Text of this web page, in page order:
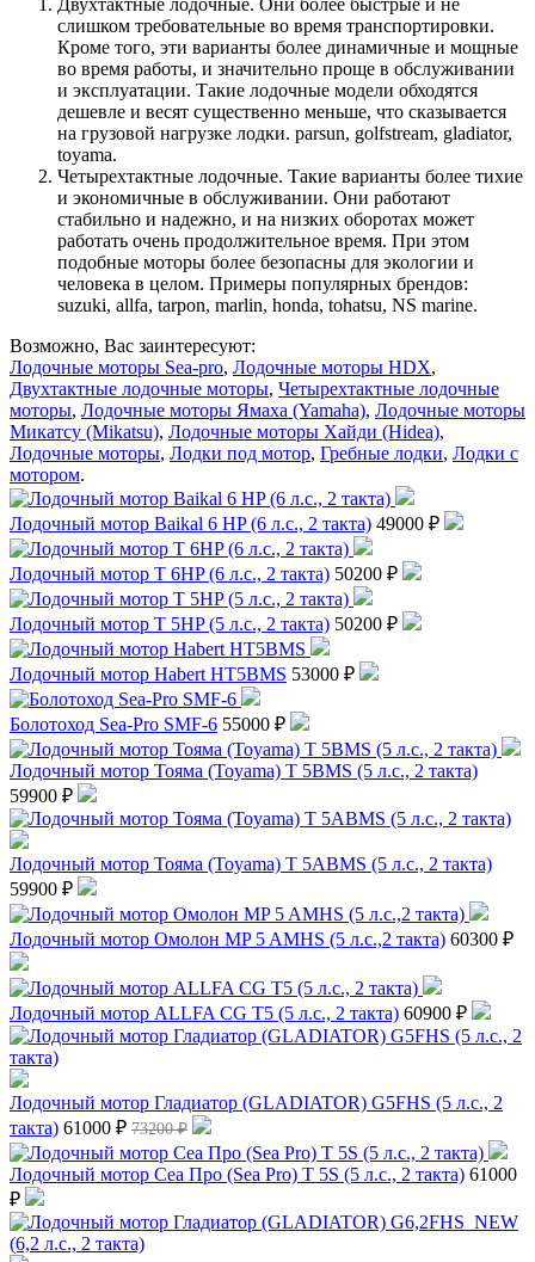
слишком требовательные во время транспортировки.
Кроме того, эти варианты более динамичные и мощные
во время работы, и значительно проще в обслуживании
и эксплуатации. Такие лодочные модели обходятся
дешевле и весят существенно меньше, что сказывается
на грузовой нагрузке лодки. parsun, golfstream, gladiator,
toyama.
Четырехтактные лодочные. Такие варианты более тихие
и экономичные в обслуживании. Они работают
стабильно и надежно, и на низких оборотах может
работать очень продолжительное время. При этом
подобные моторы более безопасны для экологии и
человека в целом. Примеры популярных брендов:
suzuki, allfa, tarpon, marlin, honda, tohatsu, NS marine.
Возможно, Вас заинтересуют:
Лодочные моторы Sea-pro, Лодочные моторы HDX,
Двухтактные лодочные моторы, Четырехтактные лодочные
моторы, Лодочные моторы Ямаха (Yamaha), Лодочные моторы
Микатсу (Mikatsu), Лодочные моторы Хайди (Hidea),
Лодочные моторы, Лодки под мотор, Гребные лодки, Лодки с
мотором.
Лодочный мотор Baikal 6 HP (6 л.с., 2 такта) 49000 ₽
Лодочный мотор T 6HP (6 л.с., 2 такта) 50200 ₽
Лодочный мотор T 5HP (5 л.с., 2 такта) 50200 ₽
Лодочный мотор Habert HT5BMS 53000 ₽
Болотоход Sea-Pro SMF-6 55000 ₽
Лодочный мотор Тояма (Toyama) T 5BMS (5 л.с., 2 такта)
59900 ₽
Лодочный мотор Тояма (Toyama) T 5ABMS (5 л.с., 2 такта)
59900 ₽
Лодочный мотор Омолон MP 5 AMHS (5 л.с.,2 такта) 60300 ₽
Лодочный мотор ALLFA CG T5 (5 л.с., 2 такта) 60900 ₽
Лодочный мотор Гладиатор (GLADIATOR) G5FHS (5 л.с., 2
такта) 61000 ₽ 73200 ₽
Лодочный мотор Сеа Про (Sea Pro) Т 5S (5 л.с., 2 такта) 61000
₽